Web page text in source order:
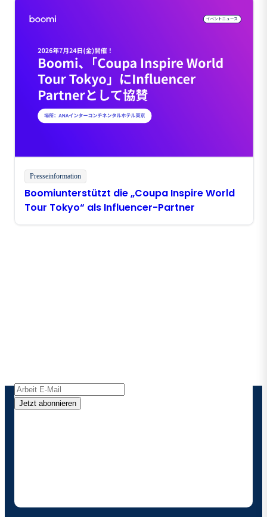
Integrationsplattformen zur Gewährleistung
Presseinformation
Boomiunterstützt die „Coupa Inspire World
Tour Tokyo“ als Influencer-Partner
Jetzt abonnieren